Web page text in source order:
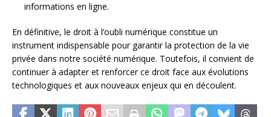
informations en ligne.
En définitive, le droit à l’oubli numérique constitue un
instrument indispensable pour garantir la protection de la vie
privée dans notre société numérique. Toutefois, il convient de
continuer à adapter et renforcer ce droit face aux évolutions
technologiques et aux nouveaux enjeux qui en découlent.